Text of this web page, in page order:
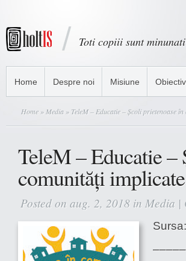
Toti copiii sunt
Home Despre noi Misiune
Home » Media » TeleM – Educatie – Școli prietenoase
TeleM – Educatie –
comunități implicate
Posted on aug. 2, 2018 in Media |
Sursa:
–––––